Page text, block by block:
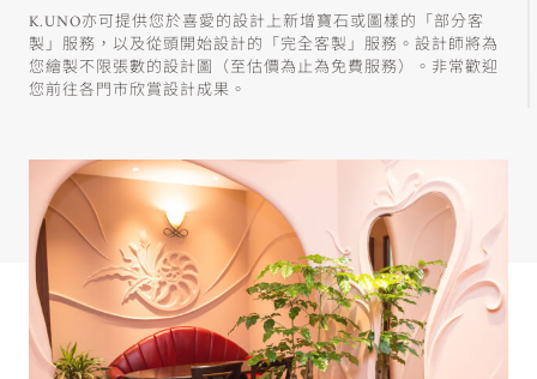
K.UNO亦可提供您於喜愛的設計上新增寶石或圖樣的「部分客
製」服務，以及從頭開始設計的「完全客製」服務。設計師將為
您繪製不限張數的設計圖（至估價為止為免費服務）。非常歡迎
您前往各門市欣賞設計成果。